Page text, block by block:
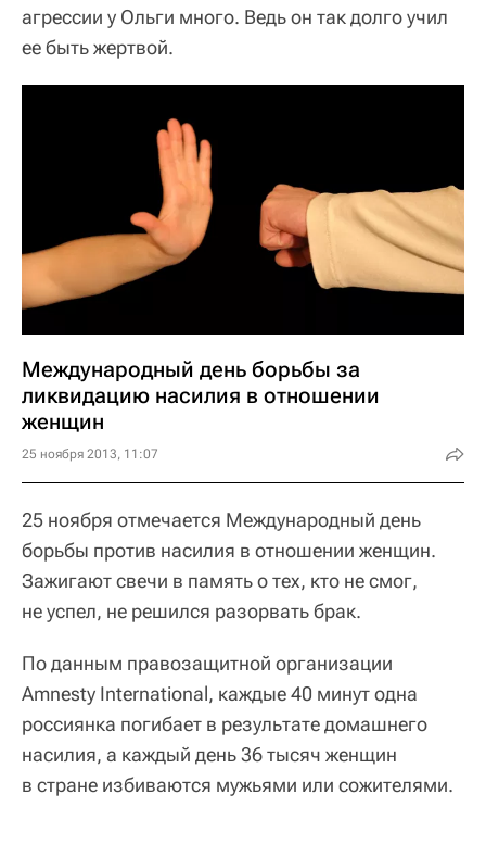
агрессии у Ольги много. Ведь он так долго учил
ее быть жертвой.
Международный день борьбы за
ликвидацию насилия в отношении
женщин
25 ноября 2013, 11:07
25 ноября отмечается Международный день
борьбы против насилия в отношении женщин.
Зажигают свечи в память о тех, кто не смог,
не успел, не решился разорвать брак.
По данным правозащитной организации
Amnesty International, каждые 40 минут одна
россиянка погибает в результате домашнего
насилия, а каждый день 36 тысяч женщин
в стране избиваются мужьями или сожителями.